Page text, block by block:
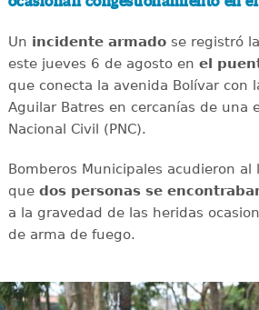
Un incidente armadose registró
este jueves 6 de agosto en el
que conecta la avenida Bolívar con
Aguilar Batres en cercanías de una
Nacional Civil (PNC).
Bomberos Municipales acudieron
que dos personas se
a la gravedad de las heridas
de arma de fuego.